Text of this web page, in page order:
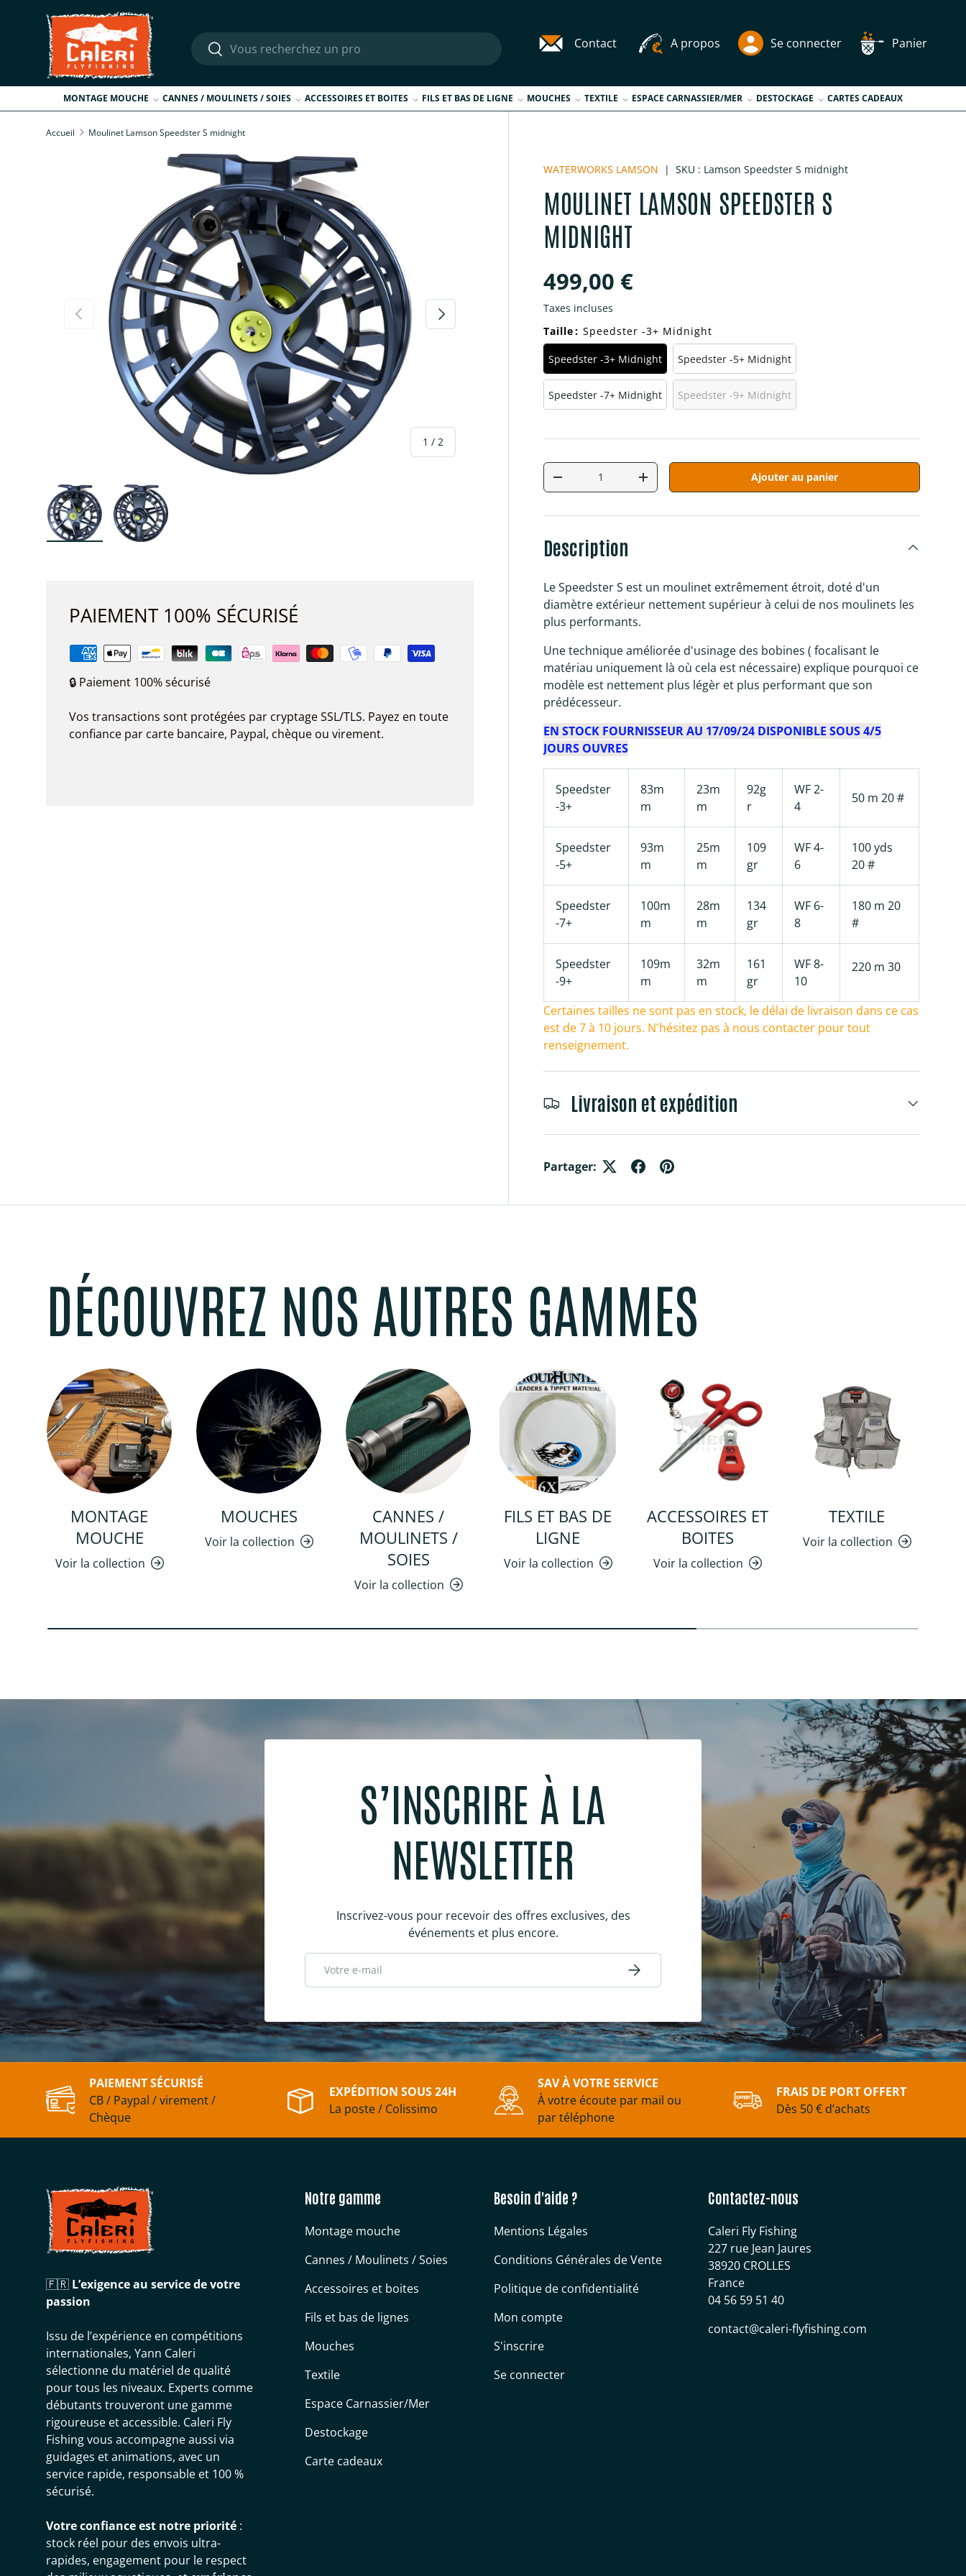
Aller au contenu
Recherche
Rechercher Contact A propos Se connecter Panier
MONTAGE MOUCHE CANNES / MOULINETS / SOIES ACCESSOIRES ET BOITES FILS ET BAS DE LIGNE MOUCHES TEXTILE ESPACE CARNASSIER/MER DESTOCKAGE CARTES CADEAUX
Accueil Moulinet Lamson Speedster S midnight
Passer aux informations produits
Précédent
1 /de
2
Suivant
WATERWORKS LAMSON |SKU : Lamson Speedster S midnight
MOULINET LAMSON SPEEDSTER S
MIDNIGHT
Prix habituel
499,00 €
Taxes incluses
Taille: Speedster -3+ Midnight
Speedster -3+ Midnight Speedster -5+ Midnight
Speedster -7+ Midnight Speedster -9+ Midnight
Qté
Diminuer la quantitéAugmenter la quantitéAjouter au panier
Description
Le Speedster S est un moulinet extrêmement étroit, doté d'un
diamètre extérieur nettement supérieur à celui de nos moulinets les
plus performants.
Une technique améliorée d'usinage des bobines ( focalisant le
matériau uniquement là où cela est nécessaire) explique pourquoi ce
modèle est nettement plus légèr et plus performant que son
prédécesseur.
EN STOCK FOURNISSEUR AU 17/09/24 DISPONIBLE SOUS 4/5
JOURS OUVRES
Speedster
-3+
83m
m
23m
m
92g
r
WF 2-
4
50 m 20 #
Speedster
-5+
93m
m
25m
m
109
gr
WF 4-
6
100 yds
20 #
Speedster
-7+
100m
m
28m
m
134
gr
WF 6-
8
180 m 20
#
Speedster
-9+
109m
m
32m
m
161
gr
WF 8-
10
220 m 30
Certaines tailles ne sont pas en stock, le délai de livraison dans ce cas
est de 7 à 10 jours. N'hésitez pas à nous contacter pour tout
renseignement.
Livraison et expédition
Partager:
PAIEMENT 100% SÉCURISÉ
🔒 Paiement 100% sécurisé
Vos transactions sont protégées par cryptage SSL/TLS. Payez en toute
confiance par carte bancaire, Paypal, chèque ou virement.
DÉCOUVREZ NOS AUTRES GAMMES
MONTAGE
MOUCHE
Voir la collection
MOUCHES
Voir la collection
CANNES /
MOULINETS /
SOIES
Voir la collection
FILS ET BAS DE
LIGNE
Voir la collection
ACCESSOIRES ET
BOITES
Voir la collection
TEXTILE
Voir la collection
S’INSCRIRE À LA
NEWSLETTER
Inscrivez-vous pour recevoir des offres exclusives, des
événements et plus encore.
E-mail S’inscrire
PAIEMENT SÉCURISÉ
CB / Paypal / virement /
Chèque
EXPÉDITION SOUS 24H
La poste / Colissimo
SAV À VOTRE SERVICE
À votre écoute par mail ou
par téléphone
FRAIS DE PORT OFFERT
Dès 50 € d’achats
🇫🇷 L’exigence au service de votre
passion
Issu de l’expérience en compétitions
internationales, Yann Caleri
sélectionne du matériel de qualité
pour tous les niveaux. Experts comme
débutants trouveront une gamme
rigoureuse et accessible. Caleri Fly
Fishing vous accompagne aussi via
guidages et animations, avec un
service rapide, responsable et 100 %
sécurisé.
Votre confiance est notre priorité :
stock réel pour des envois ultra-
rapides, engagement pour le respect
Notre gamme
Montage mouche
Cannes / Moulinets / Soies
Accessoires et boites
Fils et bas de lignes
Mouches
Textile
Espace Carnassier/Mer
Destockage
Carte cadeaux
Besoin d'aide ?
Mentions Légales
Conditions Générales de Vente
Politique de confidentialité
Mon compte
S'inscrire
Se connecter
Contactez-nous
Caleri Fly Fishing
227 rue Jean Jaures
38920 CROLLES
France
04 56 59 51 40
contact@caleri-flyfishing.com